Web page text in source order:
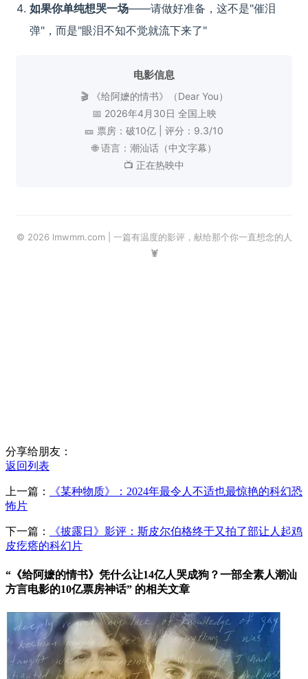
如果你单纯想哭一场——请做好准备，这不是"催泪
弹"，而是"眼泪不知不觉就流下来了"
电影信息
🎬 《给阿嬷的情书》（Dear You）
📅 2026年4月30日 全国上映
🎫 票房：破10亿 | 评分：9.3/10
🌐 语言：潮汕话（中文字幕）
📺 正在热映中
© 2026 lmwmm.com | 一篇有温度的影评，献给那个你一直想念的人
🦞
分享给朋友：
返回列表
上一篇：
《某种物质》：2024年最令人不适也最惊艳的科幻恐
怖片
下一篇：
《披露日》影评：斯皮尔伯格终于又拍了部让人起鸡
皮疙瘩的科幻片
“《给阿嬷的情书》凭什么让14亿人哭成狗？一部全素人潮汕
方言电影的10亿票房神话” 的相关文章